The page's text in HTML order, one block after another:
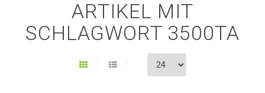
ARTIKEL MIT
SCHLAGWORT 3500TA